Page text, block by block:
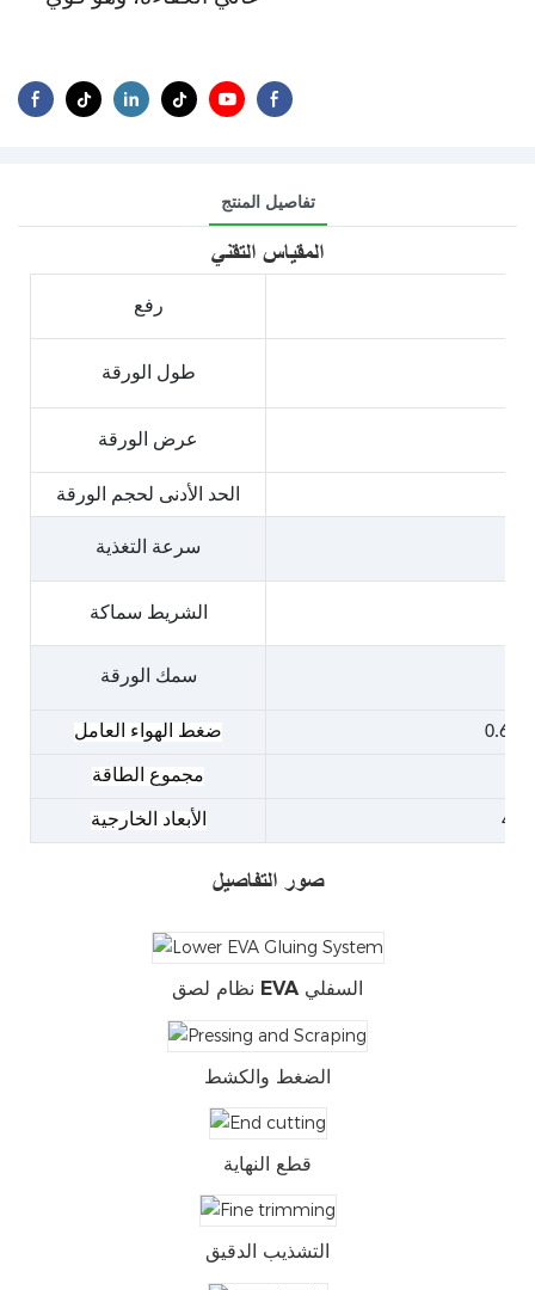
تفاصيل المنتج
المقياس التقني
رفع
طول الورقة
عرض الورقة
الحد الأدنى لحجم الورقة
سرعة التغذية
الشريط سماكة
سمك الورقة
ضغط الهواء العامل
مجموع الطاقة
الأبعاد الخارجية
صور التفاصيل
نظام لصق EVA السفلي
الضغط والكشط
قطع النهاية
التشذيب الدقيق